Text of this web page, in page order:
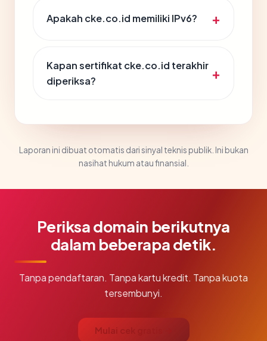
Apakah cke.co.id memiliki IPv6?
Kapan sertifikat cke.co.id terakhir
diperiksa?
Laporan ini dibuat otomatis dari sinyal teknis publik. Ini bukan
nasihat hukum atau finansial.
Periksa domain berikutnya
dalam beberapa detik.
Tanpa pendaftaran. Tanpa kartu kredit. Tanpa kuota
tersembunyi.
Mulai cek gratis →